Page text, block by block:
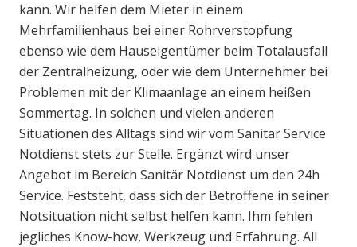
kann. Wir helfen dem Mieter in einem
Mehrfamilienhaus bei einer Rohrverstopfung
ebenso wie dem Hauseigentümer beim Totalausfall
der Zentralheizung, oder wie dem Unternehmer bei
Problemen mit der Klimaanlage an einem heißen
Sommertag. In solchen und vielen anderen
Situationen des Alltags sind wir vom Sanitär Service
Notdienst stets zur Stelle. Ergänzt wird unser
Angebot im Bereich Sanitär Notdienst um den 24h
Service. Feststeht, dass sich der Betroffene in seiner
Notsituation nicht selbst helfen kann. Ihm fehlen
jegliches Know-how, Werkzeug und Erfahrung. All